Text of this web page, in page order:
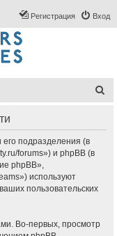
Вход
Регистрация
подразделения (в
forums») и phpBB (в
phpBB»,
используют
пользовательских
Во-первых, просмотр